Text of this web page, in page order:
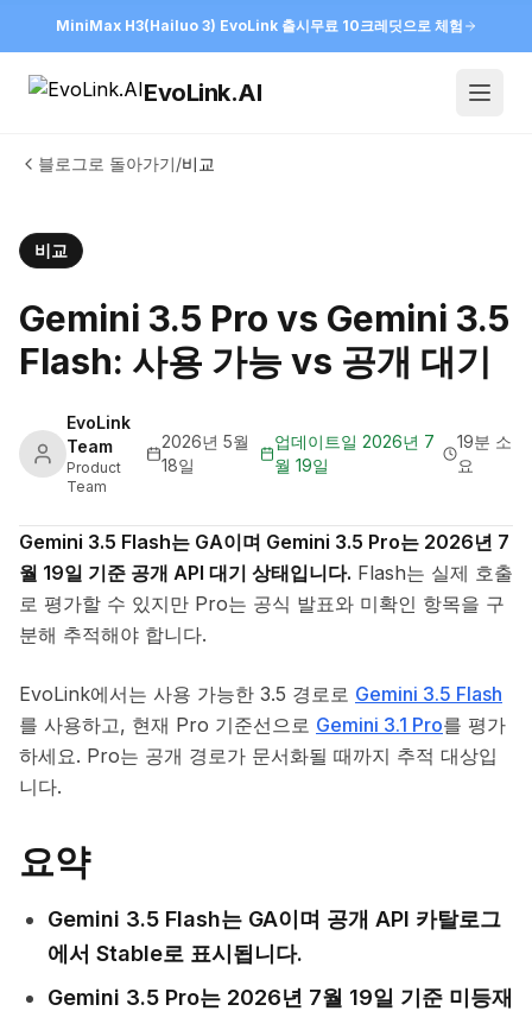
MiniMax H3(Hailuo 3) EvoLink 출시무료 10크레딧으로 체험
EvoLink.AI
블로그로 돌아가기/비교
비교
Gemini 3.5 Pro vs Gemini 3.5
Flash: 사용 가능 vs 공개 대기
EvoLink
Team
Product
Team
2026년 5월
18일
업데이트일 2026년 7
월 19일
19분 소
요
Gemini 3.5 Flash는 GA이며 Gemini 3.5 Pro는 2026년 7
월 19일 기준 공개 API 대기 상태입니다. Flash는 실제 호출
로 평가할 수 있지만 Pro는 공식 발표와 미확인 항목을 구
분해 추적해야 합니다.
EvoLink에서는 사용 가능한 3.5 경로로 Gemini 3.5 Flash
를 사용하고, 현재 Pro 기준선으로 Gemini 3.1 Pro를 평가
하세요. Pro는 공개 경로가 문서화될 때까지 추적 대상입
니다.
요약
Gemini 3.5 Flash는 GA이며 공개 API 카탈로그
에서 Stable로 표시됩니다.
Gemini 3.5 Pro는 2026년 7월 19일 기준 미등재